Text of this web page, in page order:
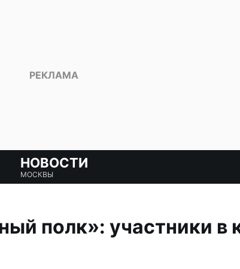
НОВОСТИ
МОСКВЫ
полк»: участники в